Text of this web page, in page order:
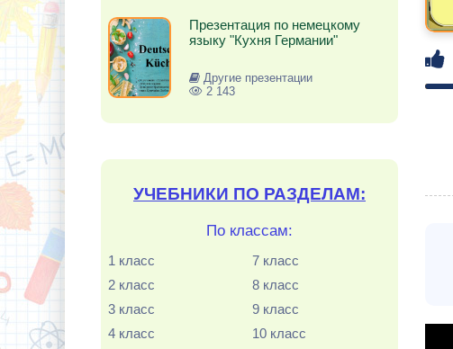
Презентация по немецкому
языку "Кухня Германии"
Другие презентации
2 143
УЧЕБНИКИ ПО РАЗДЕЛАМ:
По классам:
1 класс
2 класс
3 класс
4 класс
7 класс
8 класс
9 класс
10 класс